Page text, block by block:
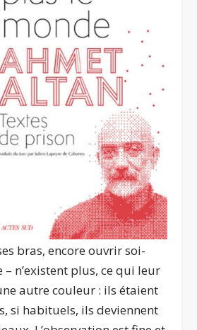
bras, encore ouvrir soi-
n’existent plus, ce qui leur
autre couleur : ils étaient
si habituels, ils deviennent